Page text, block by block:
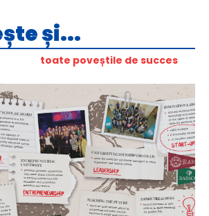
și...
toate poveștile de succes